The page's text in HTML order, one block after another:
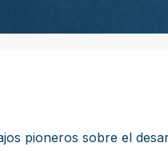
pioneros sobre el